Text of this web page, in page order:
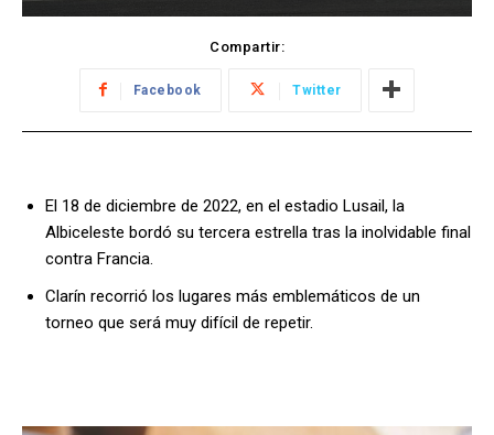
Compartir:
Facebook Twitter
El 18 de diciembre de 2022, en el estadio Lusail, la
Albiceleste bordó su tercera estrella tras la inolvidable final
contra Francia.
Clarín recorrió los lugares más emblemáticos de un
torneo que será muy difícil de repetir.